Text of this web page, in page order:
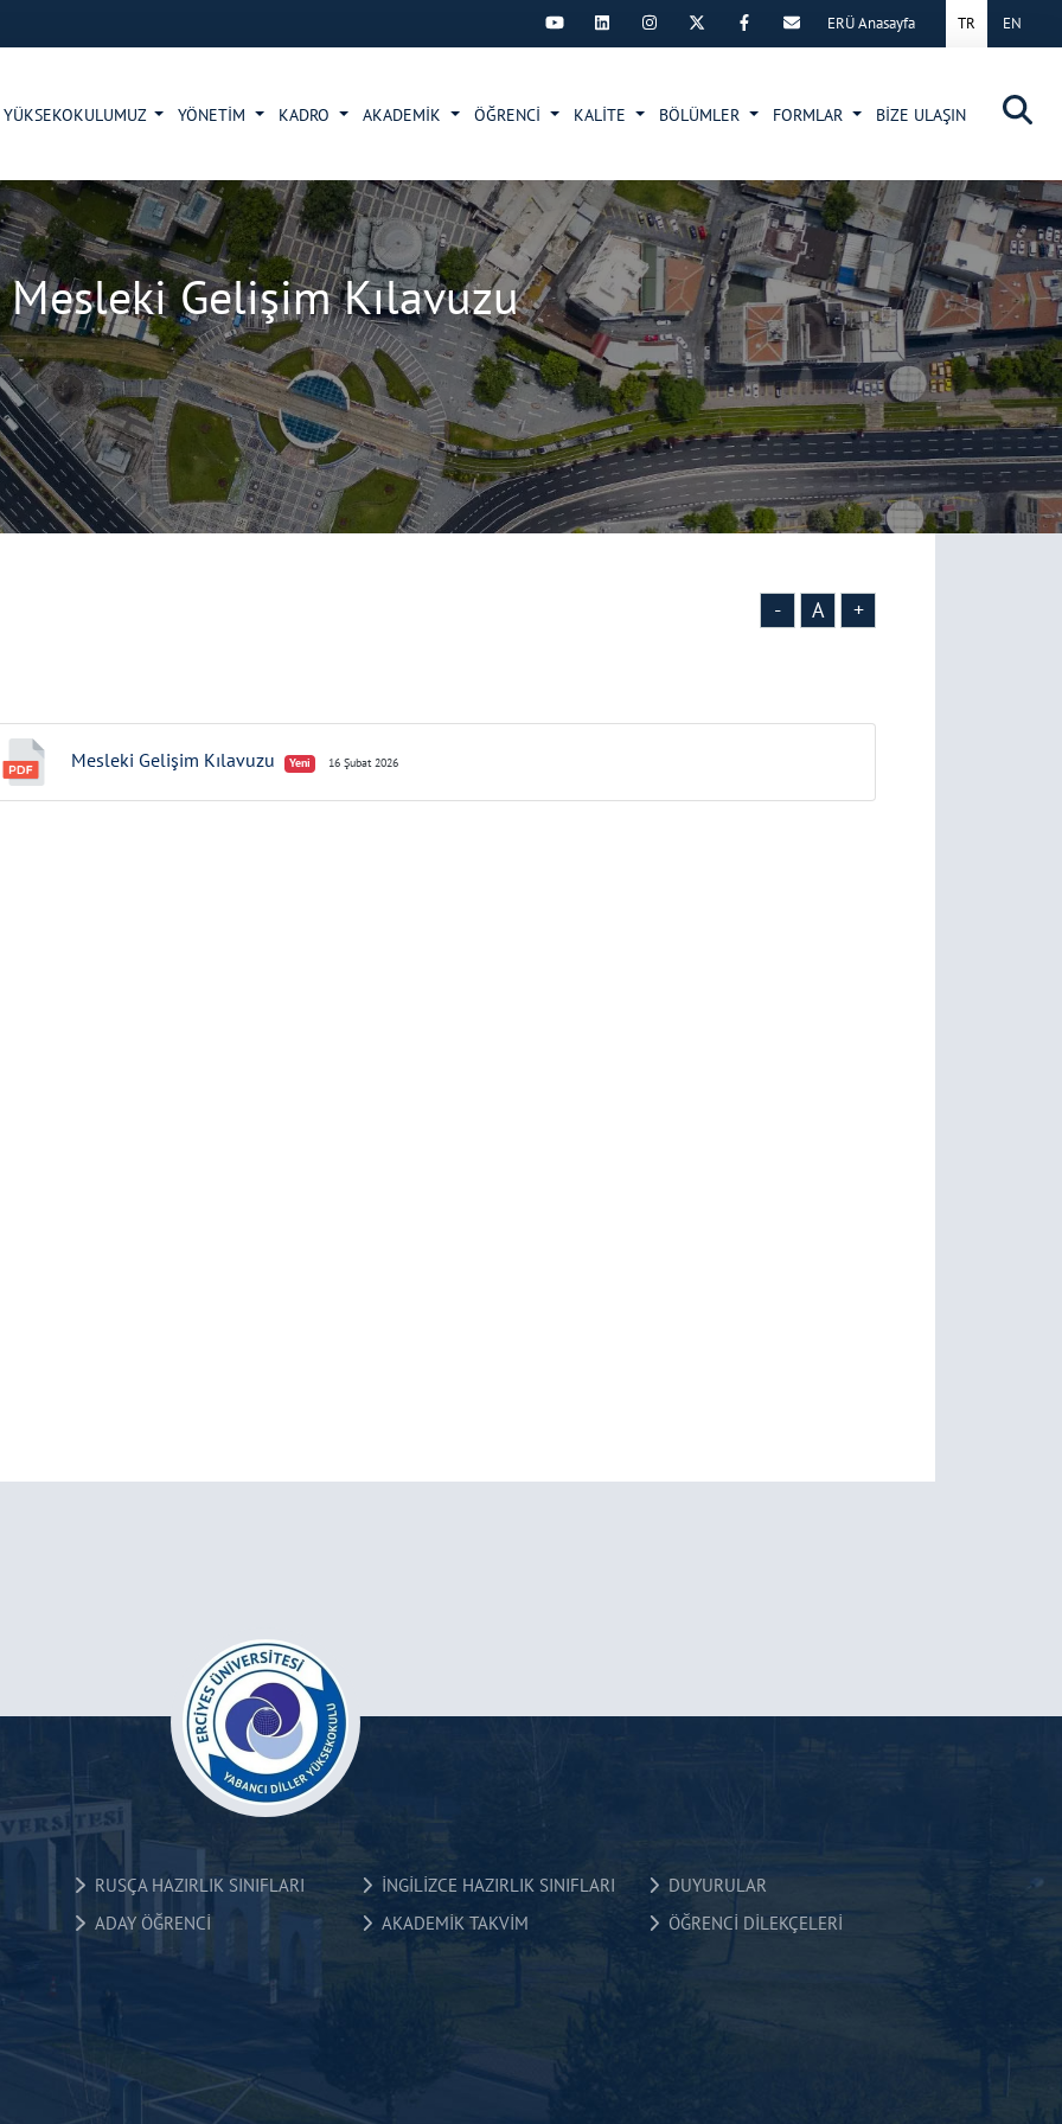
×
TR EN
ERÜ Anasayfa
YÜKSEKOKULUMUZ YÖNETİM KADRO AKADEMİK ÖĞRENCİ KALİTE BÖLÜMLER FORMLAR BİZE ULAŞIN
Mesleki Gelişim Kılavuzu
- A +
Mesleki Gelişim Kılavuzu Yeni 16 Şubat 2026
RUSÇA HAZIRLIK SINIFLARI İNGİLİZCE HAZIRLIK SINIFLARI
DUYURULAR
ADAY ÖĞRENCİ
AKADEMİK TAKVİM ÖĞRENCİ DİLEKÇELERİ